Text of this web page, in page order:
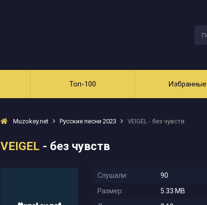
Топ-100 Избранные
Muzokey.net Русские песни 2023 VEIGEL - без чувств
VEIGEL - без чувств
Слушали:
90
Размер:
5.33 MB